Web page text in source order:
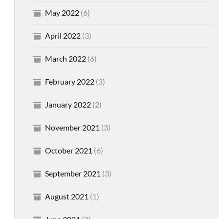
May 2022(6)
April 2022(3)
March 2022(6)
February 2022(3)
January 2022(2)
November 2021 (3)
October 2021 (6)
September 2021 (3)
August 2021 (1)